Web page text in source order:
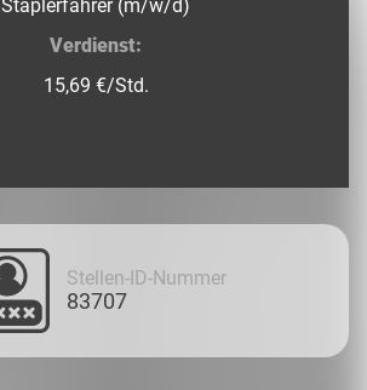
Staplerfahrer (m/w/d)
Verdienst:
15,69 €/Std.
Stellen-ID-Nummer
83707